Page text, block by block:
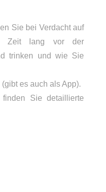
Sie bei Verdacht auf
Zeit lang vor der
trinken und wie Sie
es auch als App).
Sie detaillierte